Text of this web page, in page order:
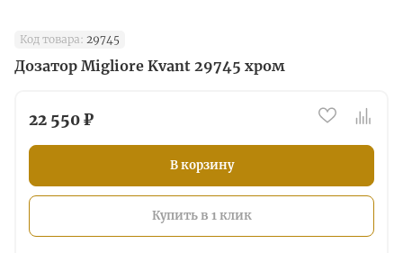
Код товара: 29745
Дозатор Migliore Kvant 29745 хром
22 550 ₽
В корзину
Купить в 1 клик